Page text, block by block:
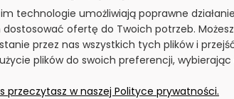
Konsola -
technologie umożliwiają poprawne działanie
ofertę do Twoich potrzeb. Możesz
przez nas wszystkich tych plików i
plików do swoich preferencji,
przeczytasz w naszej Polityce prywatności.